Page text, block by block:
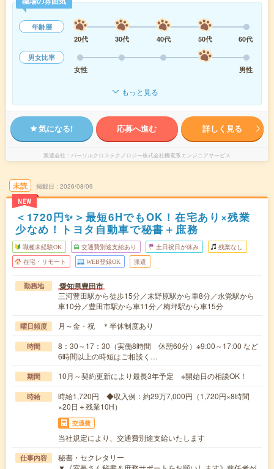
年齢層
20代
30代 40代 50代
60代
男女比率
女性
男性
もっと見る
気になる! 応募へ進む 詳しく見る
派遣会社 パーソルクロステクノロジー株式会社機電系エンジニアサービス
未読
NEW
掲載日 2026/08/09
＜1720円✨＞最短6HでもOK！在宅あり×残業
少なめ！トヨタ自動車で秘書＋庶務
職種未経験OK 交通費別途支給あり 土日祝日が休み 残業なし
在宅・リモート WEB登録OK 派遣
勤務地 愛知県豊田市
三河豊田駅から徒歩15分／末野原駅から車8分／永覚駅から
車10分／豊田市駅から車11分／梅坪駅から車15分
曜日頻度 月～金・祝 ＊半休制度あり
時間
8：30～17：30（実働8時間 休憩60分）※9:00～17:00 など
6時間以上の時短はご相談く…
期間 10月～契約更新により最長3年予定 ※開始日の相談OK！
時給
時給1,720円 ◆収入例：約29万7,000円（1,720円×8時間
×20日＋残業10H）
交通費
当社規定により、交通費別途支給いたします
仕事内容
秘書・セクレタリー